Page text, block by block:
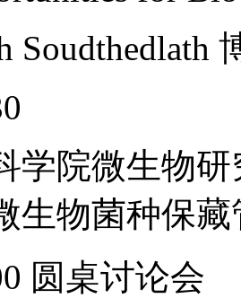
Soudthedlath
学院微生物
生物菌种保
圆桌讨论会